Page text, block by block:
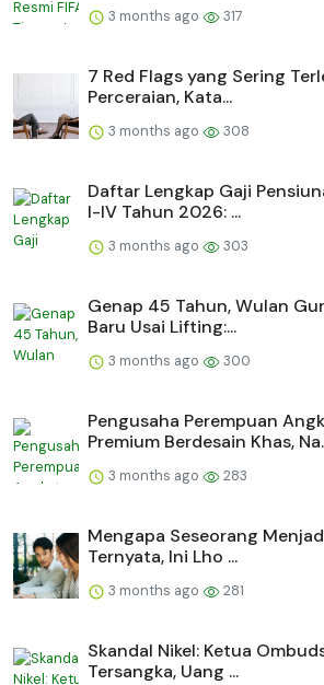
3 months ago 317
7 Red Flags yang Sering
Perceraian, Kata...
3 months ago 308
Daftar Lengkap Gaji
I-IV Tahun 2026: ...
3 months ago 303
Genap 45 Tahun, Wulan
Baru Usai Lifting:...
3 months ago 300
Pengusaha Perempuan
Premium Berdesain Khas,
3 months ago 283
Mengapa Seseorang
Ternyata, Ini Lho ...
3 months ago 281
Skandal Nikel: Ketua
Tersangka, Uang ...